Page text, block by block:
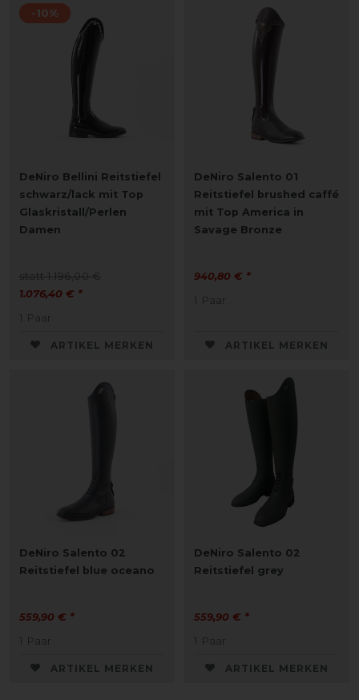
-10%
DeNiro Bellini Reitstiefel
schwarz/lack mit Top
Glaskristall/Perlen
Damen
statt 1.196,00 €
1.076,40 € *
1 Paar
ARTIKEL MERKEN
DeNiro Salento 01
Reitstiefel brushed caffé
mit Top America in
Savage Bronze
940,80 € *
1 Paar
ARTIKEL MERKEN
DeNiro Salento 02
Reitstiefel blue oceano
559,90 € *
1 Paar
ARTIKEL MERKEN
DeNiro Salento 02
Reitstiefel grey
559,90 € *
1 Paar
ARTIKEL MERKEN